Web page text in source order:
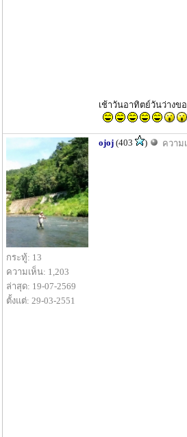
เช้าวันอาทิตย์วันว่างข
กระทู้: 13
ความเห็น: 1,203
ล่าสุด: 19-07-2569
ตั้งแต่: 29-03-2551
ojoj (403 ) ความ